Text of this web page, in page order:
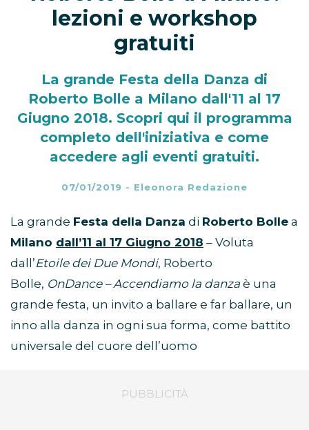
lezioni e workshop
gratuiti
La grande Festa della Danza di
Roberto Bolle a Milano dall'11 al 17
Giugno 2018. Scopri qui il programma
completo dell'iniziativa e come
accedere agli eventi gratuiti.
07/01/2019 - Eleonora Redazione
La grande Festa della Danza di Roberto Bolle a
Milano dall’11 al 17 Giugno 2018 – Voluta
dall’Etoile dei Due Mondi, Roberto
Bolle, OnDance – Accendiamo la danza è una
grande festa, un invito a ballare e far ballare, un
inno alla danza in ogni sua forma, come battito
universale del cuore dell’uomo